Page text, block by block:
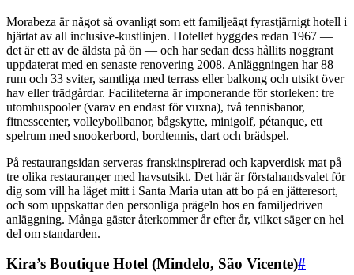
Morabeza är något så ovanligt som ett familjeägt fyrastjärnigt hotell i
hjärtat av all inclusive-kustlinjen. Hotellet byggdes redan 1967 —
det är ett av de äldsta på ön — och har sedan dess hållits noggrant
uppdaterat med en senaste renovering 2008. Anläggningen har 88
rum och 33 sviter, samtliga med terrass eller balkong och utsikt över
hav eller trädgårdar. Faciliteterna är imponerande för storleken: tre
utomhuspooler (varav en endast för vuxna), två tennisbanor,
fitnesscenter, volleybollbanor, bågskytte, minigolf, pétanque, ett
spelrum med snookerbord, bordtennis, dart och brädspel.
På restaurangsidan serveras franskinspirerad och kapverdisk mat på
tre olika restauranger med havsutsikt. Det här är förstahandsvalet för
dig som vill ha läget mitt i Santa Maria utan att bo på en jätteresort,
och som uppskattar den personliga prägeln hos en familjedriven
anläggning. Många gäster återkommer år efter år, vilket säger en hel
del om standarden.
Kira’s Boutique Hotel (Mindelo, São Vicente)#